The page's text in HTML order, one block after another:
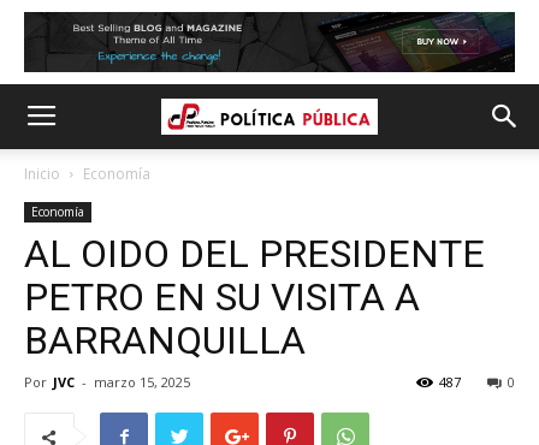
Inicio Economía
Economía
AL OIDO DEL PRESIDENTE
PETRO EN SU VISITA A
BARRANQUILLA
Por JVC - marzo 15, 2025 0
487